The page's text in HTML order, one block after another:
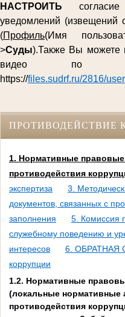
НАСТРОИТЬ
уведомлений (извещений
(Профиль(Имя
>Суды).Также Вы можете
видео по
https://files.sudrf.ru/2816/
ПРОТИВОДЕЙСТВИЕ
1. Нормативные
противодействия
экспертиза
3.
документов, связанных с
заполнения
5. Комиссия
служебному поведению и
интересов
6. ОБРАТНАЯ
коррупции
1.2. Нормативные
(локальные нормативные
противодействия